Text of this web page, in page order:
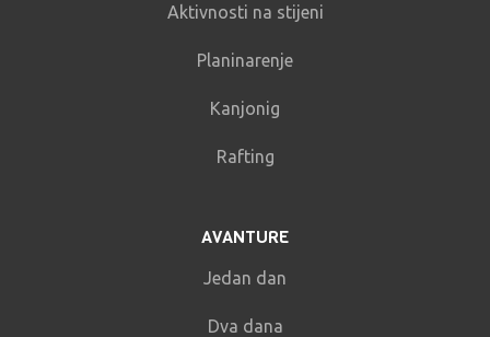
Aktivnosti na stijeni
Planinarenje
Kanjonig
Rafting
AVANTURE
Jedan dan
Dva dana